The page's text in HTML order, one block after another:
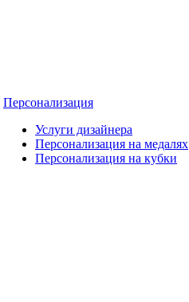
Персонализация
Услуги дизайнера
Персонализация на медалях
Персонализация на кубки